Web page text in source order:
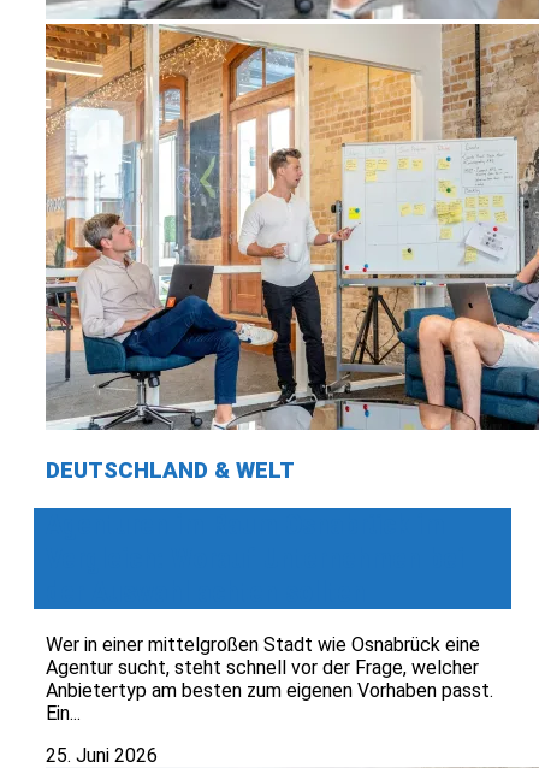
DEUTSCHLAND & WELT
Wer in einer mittelgroßen Stadt wie Osnabrück eine
Agentur sucht, steht schnell vor der Frage, welcher
Anbietertyp am besten zum eigenen Vorhaben passt.
Ein...
25. Juni 2026